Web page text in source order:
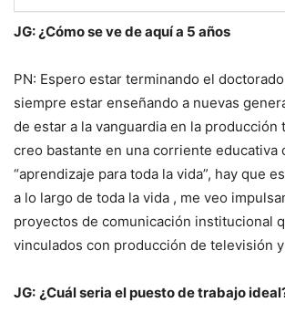
JG: ¿Cómo se ve de aquí a 5 años
PN: Espero estar terminando el
siempre estar enseñando a nuevas
de estar a la vanguardia en la producción
creo bastante en una corriente educativa
“aprendizaje para toda la vida”, hay que
a lo largo de toda la vida , me veo
proyectos de comunicación institucional
vinculados con producción de televisión
JG: ¿Cuál seria el puesto de trabajo